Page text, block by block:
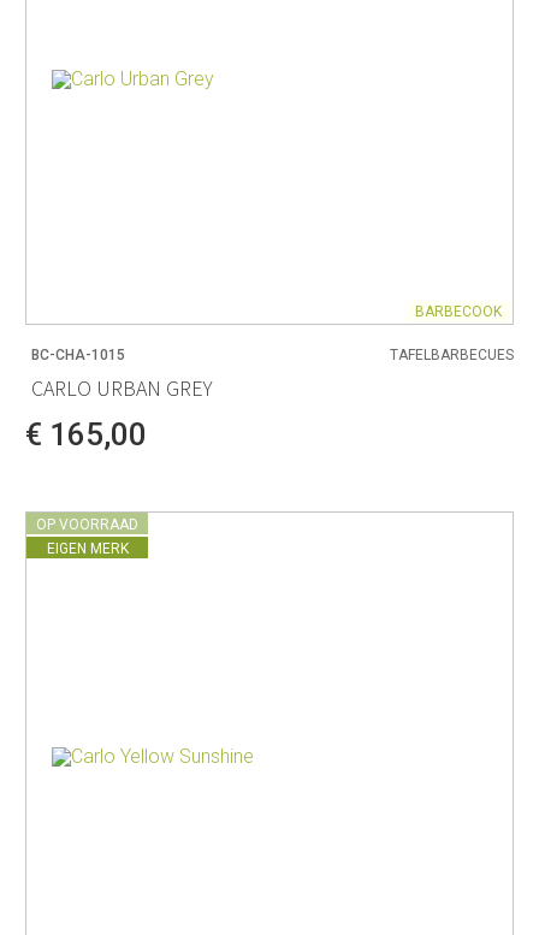
BARBECOOK
BC-CHA-1015 TAFELBARBECUES
CARLO URBAN GREY
€ 165,00
OP VOORRAAD
EIGEN MERK